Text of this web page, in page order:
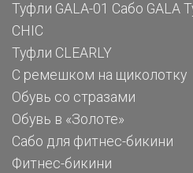
Туфли GALA-01 Сабо GALA
CHIC
Туфли CLEARLY
С ремешком на щиколотку
Обувь со стразами
Обувь в «Золоте»
Сабо для фитнес-бикини
Фитнес-бикини